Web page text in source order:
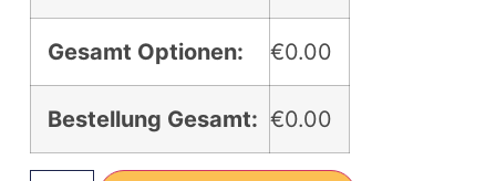
Gesamt Optionen: €0.00
Bestellung Gesamt: €0.00